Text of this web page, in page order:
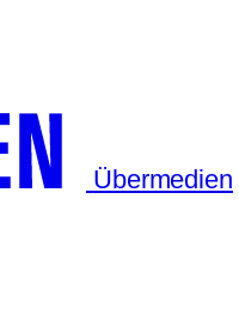
Übermedien